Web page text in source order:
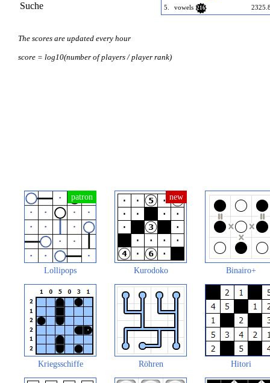
Suche
5.
vowels 216
The scores are updated every hour
score = log10(number of players / player rank)
Lollipops Kurodoko Binairo+
Kriegsschiffe Röhren Hitori